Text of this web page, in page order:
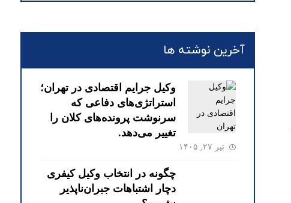
آخرین نوشته ها
وکیل جرایم اقتصادی در تهران؛
استراتژی‌های دفاعی که
سرنوشت پرونده‌های کلان را
تغییر می‌دهد.
تیر ۲۷, ۱۴۰۵
چگونه در انتخاب وکیل کیفری
دچار اشتباهات جبران‌ناپذیر